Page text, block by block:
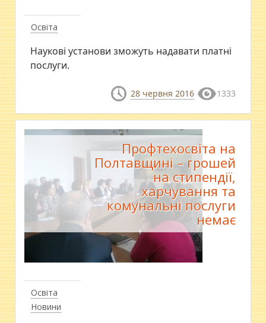
Освіта
Наукові установи зможуть надавати платні
послуги.
28 червня 2016 1333
Освіта
Новини
Профтехосвіта на
Полтавщині – грошей
на стипендії,
харчування та
комунальні послуги
немає